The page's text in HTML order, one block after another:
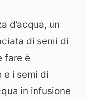
d’acqua, un
di semi di
fare è
e i semi di
in infusione